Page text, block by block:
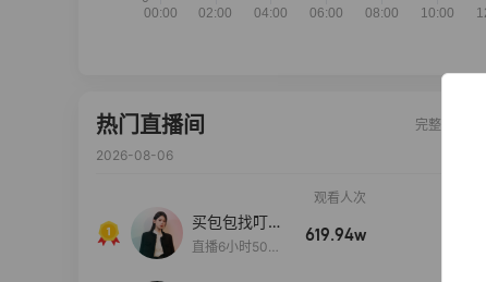
热门直播间
完整榜单
2026-08-06
观看人次
买包包找叮
当,一折购！
直播6小时50分
619.94w